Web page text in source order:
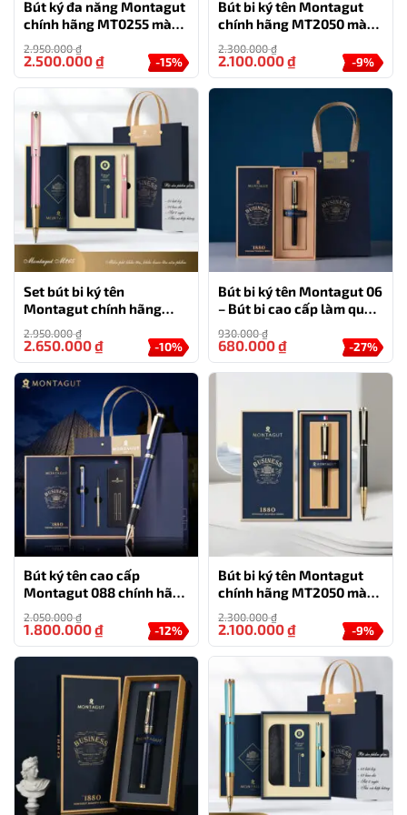
0777.444.666
Bút ký đa năng Montagut
chính hãng MT0255 màu
đen
2.950.000₫
-15%
2.500.000₫
Bút bi ký tên Montagut
chính hãng MT2050 màu
xanh ngọc đính đá
2.300.000₫
-9%
2.100.000₫
Set bút bi ký tên
Montagut chính hãng
M265 màu hồng đính đá
cao cấp
2.950.000₫
-10%
2.650.000₫
Bút bi ký tên Montagut 06
– Bút bi cao cấp làm quà
tặng sếp
930.000₫
-27%
680.000₫
Bút ký tên cao cấp
Montagut 088 chính hãng
màu xanh navy tặng kèm
3 ngòi, túi và hộp
2.050.000₫
-12%
1.800.000₫
Bút bi ký tên Montagut
chính hãng MT2050 màu
đen đính đá quà tặng cá
nhân
2.300.000₫
-9%
2.100.000₫